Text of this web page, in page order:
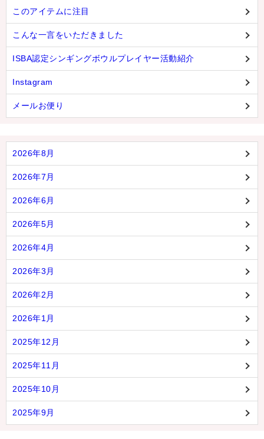
このアイテムに注目
こんな一言をいただきました
ISBA認定シンギングボウルプレイヤー活動紹介
Instagram
メールお便り
2026年8月
2026年7月
2026年6月
2026年5月
2026年4月
2026年3月
2026年2月
2026年1月
2025年12月
2025年11月
2025年10月
2025年9月